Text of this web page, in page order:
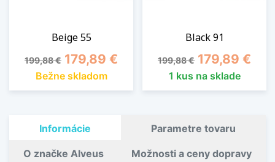
Beige 55
Základná cena
199,88 € Cena
179,89 €
Bežne skladom
Black 91
Základná cena
199,88 € Cena
179,89 €
1 kus na sklade
Informácie Parametre tovaru
O značke Alveus Možnosti a ceny dopravy